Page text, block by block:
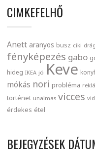
CIMKEFELHŐ
Anett aranyos busz ciki
fényképezés gabo
hideg IKEA jó Keve
mókás nori probléma
történet unalmas vicces
érdekes étel
BEJEGYZÉSEK